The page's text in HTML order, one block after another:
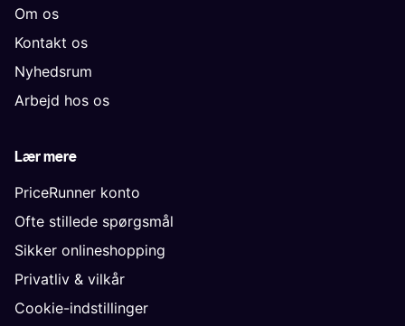
Om os
Kontakt os
Nyhedsrum
Arbejd hos os
Lær mere
PriceRunner konto
Ofte stillede spørgsmål
Sikker onlineshopping
Privatliv & vilkår
Cookie-indstillinger